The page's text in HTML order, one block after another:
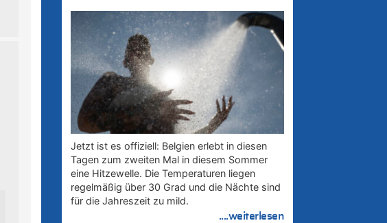
Jetzt ist es offiziell: Belgien erlebt in diesen
Tagen zum zweiten Mal in diesem Sommer
eine Hitzewelle. Die Temperaturen liegen
regelmäßig über 30 Grad und die Nächte sind
für die Jahreszeit zu mild.
....weiterlesen